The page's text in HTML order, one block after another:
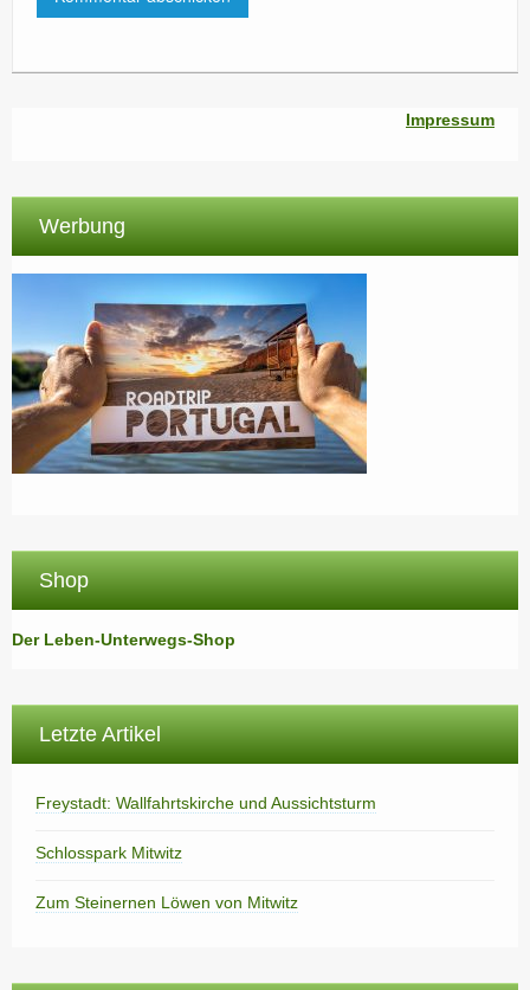
Impressum
Werbung
Shop
Der Leben-Unterwegs-Shop
Letzte Artikel
Freystadt: Wallfahrtskirche und Aussichtsturm
Schlosspark Mitwitz
Zum Steinernen Löwen von Mitwitz